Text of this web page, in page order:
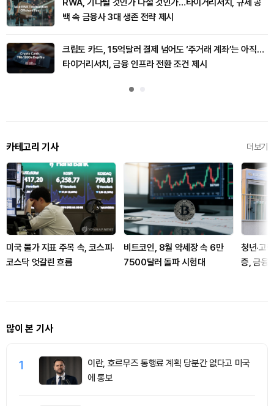
RWA, 기다릴 것인가 나설 것인가…타이거리서치, 규제 공
백 속 금융사 3대 생존 전략 제시
크립토 카드, 15억달러 결제 넘어도 ‘주거래 계좌’는 아직…
타이거리서치, 금융 인프라 전환 조건 제시
카테고리 기사 더보기
미국 물가 지표 주목 속, 코스피·
코스닥 엇갈린 흐름
비트코인, 8월 약세장 속 6만
7500달러 돌파 시험대
청년·고
증, 금융
많이 본 기사
1
이란, 호르무즈 통행료 계획 당분간 없다고 미국
에 통보